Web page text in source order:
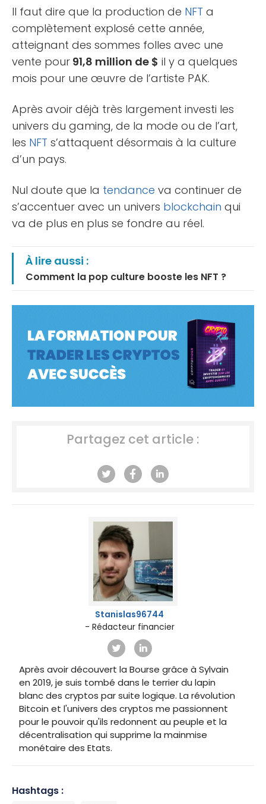
Il faut dire que la production de NFT a
complètement explosé cette année,
atteignant des sommes folles avec une
vente pour 91,8 million de $ il y a quelques
mois pour une œuvre de l’artiste PAK.
Après avoir déjà très largement investi les
univers du gaming, de la mode ou de l’art,
les NFT s’attaquent désormais à la culture
d’un pays.
Nul doute que la tendance va continuer de
s’accentuer avec un univers blockchain qui
va de plus en plus se fondre au réel.
À lire aussi :
Comment la pop culture booste les NFT ?
Partagez cet article :
Stanislas96744
- Rédacteur financier
Après avoir découvert la Bourse grâce à Sylvain
en 2019, je suis tombé dans le terrier du lapin
blanc des cryptos par suite logique. La révolution
Bitcoin et l'univers des cryptos me passionnent
pour le pouvoir qu'ils redonnent au peuple et la
décentralisation qui supprime la mainmise
monétaire des Etats.
Hashtags :